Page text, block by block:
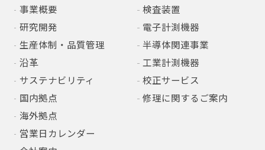
事業概要
研究開発
生産体制・品質管理
沿革
サステナビリティ
国内拠点
海外拠点
営業日カレンダー
検査装置
電子計測機器
半導体関連事業
工業計測機器
校正サービス
修理に関するご案内